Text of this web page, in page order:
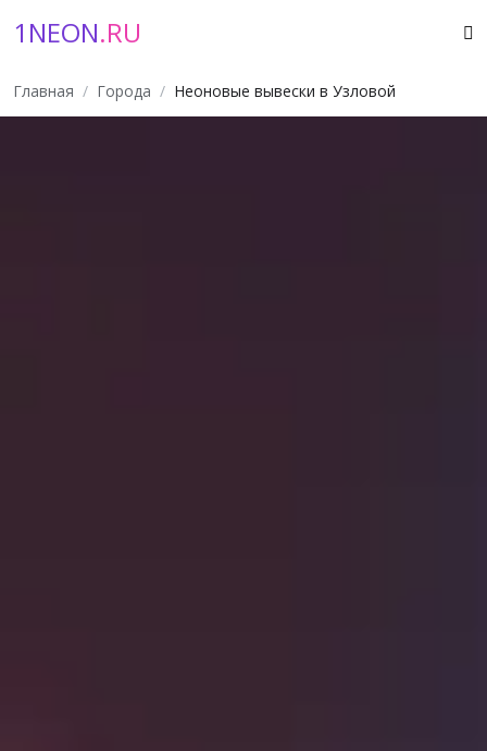
1NEON.RU
Главная Города Неоновые вывески в Узловой